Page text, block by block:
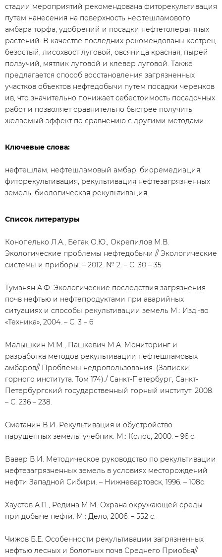
стадии мероприятий рекомендована фиторекультивация
путем нанесения на поверхность нефтешламового
амбара торфа, удобрений и посадки нефтетолерантных
растений. В качестве последних рекомендованы кострец
безостый, лисохвост луговой, овсяница красная, пырей
ползучий, мятлик луговой и клевер луговой. Также
предлагается способ восстановления загрязненных
участков объектов нефтедобычи путем посадки черенков
ив, что значительно понижает себестоимость посадочных
работ и позволяет сравнительно быстрее получить
желаемый эффект по сравнению с другими методами.
Ключевые слова:
нефтешлам, нефтешламовый амбар, биоремедиация,
фиторекультивация, рекультивация нефтезагрязненных
земель, биологическая рекультивация.
Список литературы
Конопелько Л.А., Бегак О.Ю., Окрепилов М.В.
Экологические проблемы нефтедобычи // Экологические
системы и приборы. – 2012. № 2. – С. 30 – 35
Туманян А.Ф. Экологические последствия загрязнения
почв нефтью и нефтепродуктами при аварийных
ситуациях и способы рекультивации земель М.: Изд.-во
«Техника», 2004. – С. 3 – 6
Малышкин М.М., Пашкевич М.А. Мониторинг и
разработка методов рекультивации нефтешламовых
амбаров// Проблемы недропользования. (Записки
горного института. Том 174)./ Санкт-Петербург, Санкт-
Петербургский государственный горный институт. 2008.
– С. 236 – 238.
Сметанин В.И. Рекультивация и обустройство
нарушенных земель: учебник. М.: Колос, 2000. – 96 с.
Вавер В.И. Методическое руководство по рекультивации
нефтезагрязненных земель в условиях месторождений
нефти Западной Сибири. – Нижневартовск, 1996. – 108с.
Хаустов А.П., Редина М.М. Охрана окружающей среды
при добыче нефти. М.: Дело, 2006. – 552 с.
Чижов Б.Е. Особенности рекультивации загрязненных
нефтью лесных и болотных почв Среднего Приобья//